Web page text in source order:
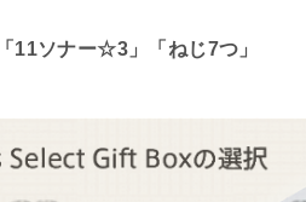
11ソナー☆3」「ねじ7つ」